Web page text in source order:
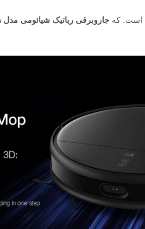
است. کهجاروبرقی رباتیک شیائومی مدل Mi Robot Vacuum mop 2 pro plus